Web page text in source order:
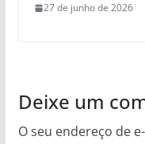
27 de junho de 2026
Deixe um
O seu endereço de